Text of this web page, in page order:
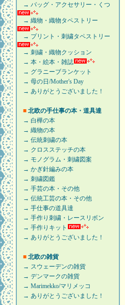
→ バッグ・アクセサリー・くつ
→ 織物・織物タペストリー
→ プリント・刺繍タペストリー
→ 刺繍・織物クッション
→ 本・絵本・雑誌
→ グラニーブランケット
→ 母の日/Mother's Day
→ ありがとうございました！
■ 北欧の手仕事の本・道具達
→ 白樺の本
→ 織物の本
→ 伝統刺繍の本
→ クロスステッチの本
→ モノグラム・刺繍図案
→ かぎ針編みの本
→ 刺繍図鑑
→ 手芸の本・その他
→ 伝統工芸の本・その他
→ 手仕事の道具達
→ 手作り刺繍・レースリボン
→ 手作りキット
→ ありがとうございました！
■ 北欧の雑貨
→ スウェーデンの雑貨
→ デンマークの雑貨
→ Marimekko/マリメッコ
→ ありがとうございました！